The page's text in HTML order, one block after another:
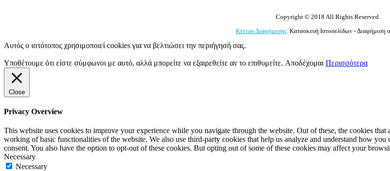
Copyright © 2018 All Rights Reserved.
Κέντρο Διαφήμισης Κατασκευή Ιστοσελίδων - Διαφήμιση
Αυτός ο ιστότοπος χρησιμοποιεί cookies για να βελτιώσει την περιήγησή σας.
Υποθέτουμε ότι είστε σύμφωνοι με αυτό, αλλά μπορείτε να εξαιρεθείτε αν το επιθυμείτε. Αποδέχομαι Περισσότερα
Close
Privacy Overview
This website uses cookies to improve your experience while you navigate through the website. Out of these, the cookies that
working of basic functionalities of the website. We also use third-party cookies that help us analyze and understand how
consent. You also have the option to opt-out of these cookies. But opting out of some of these cookies may affect your
Necessary
Necessary